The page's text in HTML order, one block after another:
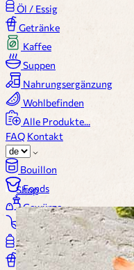
Öl / Essig
Getränke
Kaffee
Suppen
Nahrungsergänzung
Wohlbefinden
Alle Produkte...
FAQ Kontakt
Bouillon
Fonds
Gewürze
Saucen
Öl / Essig
Getränke
Shop